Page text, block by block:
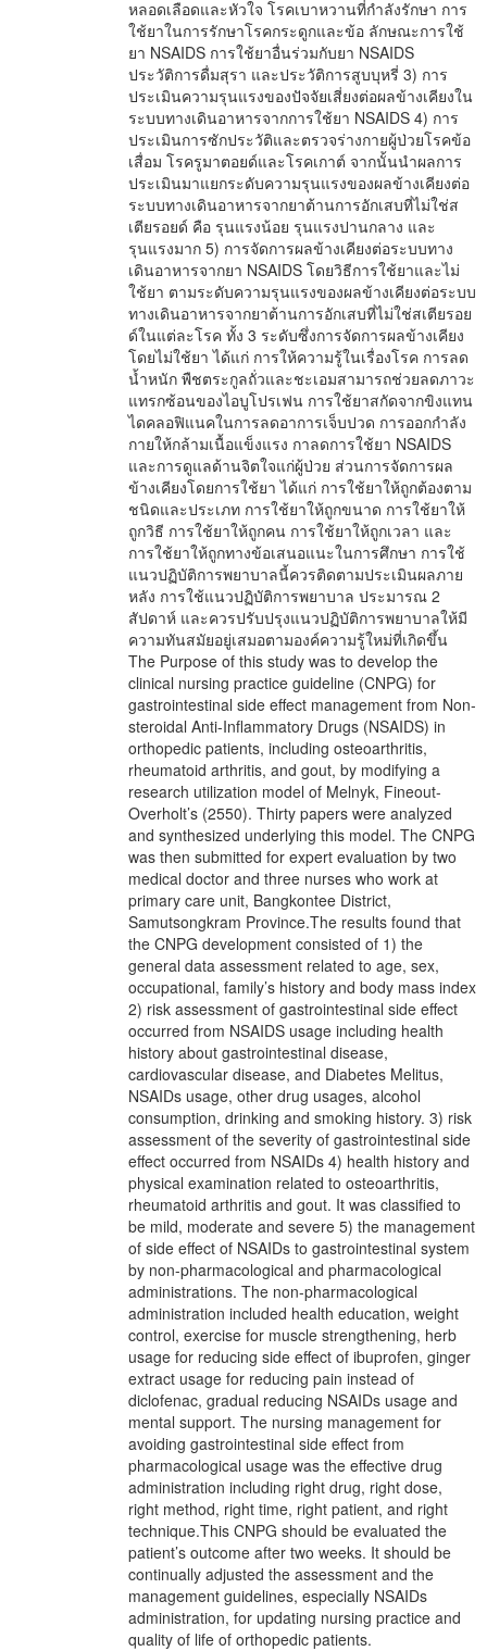
หลอดเลือดและหัวใจ โรคเบาหวานที่กำลังรักษา การ
ใช้ยาในการรักษาโรคกระดูกและข้อ ลักษณะการใช้
ยา NSAIDS การใช้ยาอื่นร่วมกับยา NSAIDS
ประวัติการดื่มสุรา และประวัติการสูบบุหรี่ 3) การ
ประเมินความรุนแรงของปัจจัยเสี่ยงต่อผลข้างเคียงใน
ระบบทางเดินอาหารจากการใช้ยา NSAIDS 4) การ
ประเมินการซักประวัติและตรวจร่างกายผู้ป่วยโรคข้อ
เสื่อม โรครูมาตอยด์และโรคเกาต์ จากนั้นนำผลการ
ประเมินมาแยกระดับความรุนแรงของผลข้างเคียงต่อ
ระบบทางเดินอาหารจากยาต้านการอักเสบที่ไม่ใช่ส
เตียรอยด์ คือ รุนแรงน้อย รุนแรงปานกลาง และ
รุนแรงมาก 5) การจัดการผลข้างเคียงต่อระบบทาง
เดินอาหารจากยา NSAIDS โดยวิธีการใช้ยาและไม่
ใช้ยา ตามระดับความรุนแรงของผลข้างเคียงต่อระบบ
ทางเดินอาหารจากยาต้านการอักเสบที่ไม่ใช่สเตียรอย
ด์ในแต่ละโรค ทั้ง 3 ระดับซึ่งการจัดการผลข้างเคียง
โดยไม่ใช้ยา ได้แก่ การให้ความรู้ในเรื่องโรค การลด
น้ำหนัก พืชตระกูลถั่วและชะเอมสามารถช่วยลดภาวะ
แทรกซ้อนของไอบูโปรเฟน การใช้ยาสกัดจากขิงแทน
ไดคลอฟิแนคในการลดอาการเจ็บปวด การออกกำลัง
กายให้กล้ามเนื้อแข็งแรง กาลดการใช้ยา NSAIDS
และการดูแลด้านจิตใจแก่ผู้ป่วย ส่วนการจัดการผล
ข้างเคียงโดยการใช้ยา ได้แก่ การใช้ยาให้ถูกต้องตาม
ชนิดและประเภท การใช้ยาให้ถูกขนาด การใช้ยาให้
ถูกวิธี การใช้ยาให้ถูกคน การใช้ยาให้ถูกเวลา และ
การใช้ยาให้ถูกทางข้อเสนอแนะในการศึกษา การใช้
แนวปฏิบัติการพยาบาลนี้ควรติดตามประเมินผลภาย
หลัง การใช้แนวปฏิบัติการพยาบาล ประมารณ 2
สัปดาห์ และควรปรับปรุงแนวปฏิบัติการพยาบาลให้มี
ความทันสมัยอยู่เสมอตามองค์ความรู้ใหม่ที่เกิดขึ้น
The Purpose of this study was to develop the
clinical nursing practice guideline (CNPG) for
gastrointestinal side effect management from Non-
steroidal Anti-Inflammatory Drugs (NSAIDS) in
orthopedic patients, including osteoarthritis,
rheumatoid arthritis, and gout, by modifying a
research utilization model of Melnyk, Fineout-
Overholt’s (2550). Thirty papers were analyzed
and synthesized underlying this model. The CNPG
was then submitted for expert evaluation by two
medical doctor and three nurses who work at
primary care unit, Bangkontee District,
Samutsongkram Province.The results found that
the CNPG development consisted of 1) the
general data assessment related to age, sex,
occupational, family’s history and body mass index
2) risk assessment of gastrointestinal side effect
occurred from NSAIDS usage including health
history about gastrointestinal disease,
cardiovascular disease, and Diabetes Melitus,
NSAIDs usage, other drug usages, alcohol
consumption, drinking and smoking history. 3) risk
assessment of the severity of gastrointestinal side
effect occurred from NSAIDs 4) health history and
physical examination related to osteoarthritis,
rheumatoid arthritis and gout. It was classified to
be mild, moderate and severe 5) the management
of side effect of NSAIDs to gastrointestinal system
by non-pharmacological and pharmacological
administrations. The non-pharmacological
administration included health education, weight
control, exercise for muscle strengthening, herb
usage for reducing side effect of ibuprofen, ginger
extract usage for reducing pain instead of
diclofenac, gradual reducing NSAIDs usage and
mental support. The nursing management for
avoiding gastrointestinal side effect from
pharmacological usage was the effective drug
administration including right drug, right dose,
right method, right time, right patient, and right
technique.This CNPG should be evaluated the
patient’s outcome after two weeks. It should be
continually adjusted the assessment and the
management guidelines, especially NSAIDs
administration, for updating nursing practice and
quality of life of orthopedic patients.